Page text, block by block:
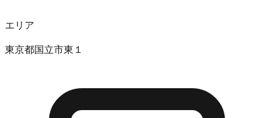
エリア
東京都国立市東１